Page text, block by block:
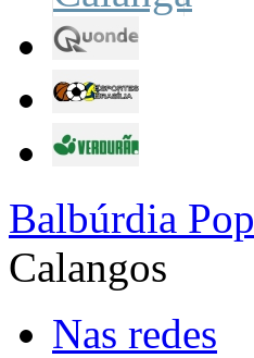
Balbúrdia Pop
Calangos
Nas redes